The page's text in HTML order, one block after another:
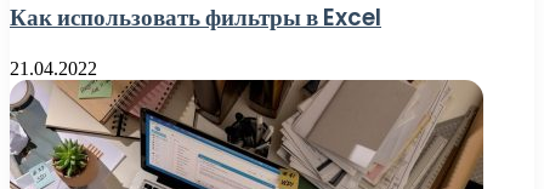
Как использовать фильтры в Excel
21.04.2022